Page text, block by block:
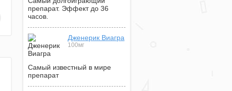
препарат. Эффект до 36
часов.
Дженерик Виагра
100мг
Самый известный в мире
препарат